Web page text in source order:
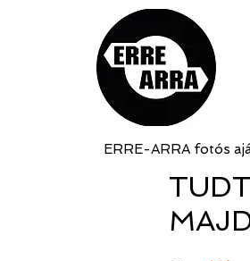
ERRE-ARRA fotós